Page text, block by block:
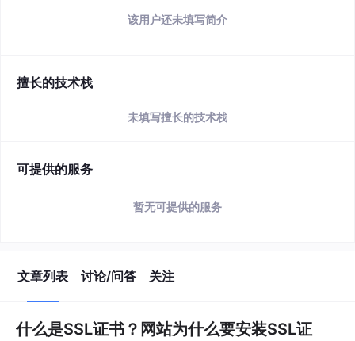
该用户还未填写简介
擅长的技术栈
未填写擅长的技术栈
可提供的服务
暂无可提供的服务
文章列表 讨论/问答 关注
什么是SSL证书？网站为什么要安装SSL证